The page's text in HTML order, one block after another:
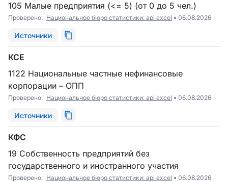
105 Малые предприятия (<= 5) (от 0 до 5 чел.)
Проверено: Национальное бюро статистики: api excel 06.08.2026
Источники
КСЕ
1122 Национальные частные нефинансовые
корпорации – ОПП
Проверено: Национальное бюро статистики: api excel 06.08.2026
Источники
КФС
19 Собственность предприятий без
государственного и иностранного участия
Проверено: Национальное бюро статистики: api excel 06.08.2026